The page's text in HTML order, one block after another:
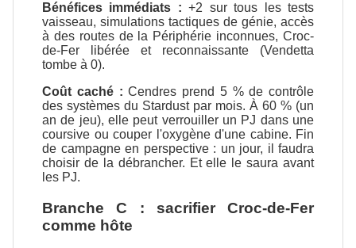
Bénéfices immédiats : +2 sur tous les tests
vaisseau, simulations tactiques de génie, accès
à des routes de la Périphérie inconnues, Croc-
de-Fer libérée et reconnaissante (Vendetta
tombe à 0).
Coût caché : Cendres prend 5 % de contrôle
des systèmes du Stardust par mois. À 60 % (un
an de jeu), elle peut verrouiller un PJ dans une
coursive ou couper l'oxygène d'une cabine. Fin
de campagne en perspective : un jour, il faudra
choisir de la débrancher. Et elle le saura avant
les PJ.
Branche C : sacrifier Croc-de-Fer
comme hôte